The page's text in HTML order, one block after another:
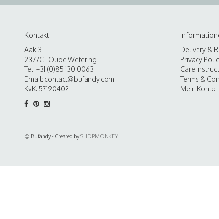
Kontakt
Aak 3
2377CL Oude Wetering
Tel: +31 (0)85 130 0063
Email: contact@bufandy.com
KvK: 57190402
Delivery &
Privacy
Care
Terms &
Mein Konto
© Bufandy - Created bySHOPMONKEY